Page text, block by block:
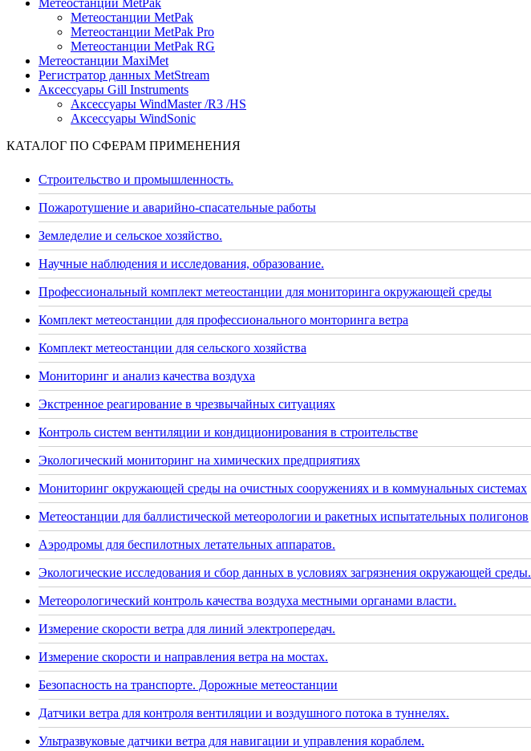
Метеостанции MetPak
Метеостанции MetPak Pro
Метеостанции MetPak RG
Метеостанции MaxiMet
Регистратор данных MetStream
Аксессуары Gill Instruments
Аксессуары WindMaster /R3 /HS
Аксессуары WindSonic
КАТАЛОГ ПО СФЕРАМ ПРИМЕНЕНИЯ
Строительство и промышленность.
Пожаротушение и аварийно-спасательные работы
Земледелие и сельское хозяйство.
Научные наблюдения и исследования, образование.
Профессиональный комплект метеостанции для мониторинга окружающей среды
Комплект метеостанции для профессионального монторинга ветра
Комплект метеостанции для сельского хозяйства
Мониторинг и анализ качества воздуха
Экстренное реагирование в чрезвычайных ситуациях
Контроль систем вентиляции и кондиционирования в строительстве
Экологический мониторинг на химических предприятиях
Мониторинг окружающей среды на очистных сооружениях и в коммунальных системах
Метеостанции для баллистической метеорологии и ракетных испытательных полигонов
Аэродромы для беспилотных летательных аппаратов.
Экологические исследования и сбор данных в условиях загрязнения окружающей среды.
Метеорологический контроль качества воздуха местными органами власти.
Измерение скорости ветра для линий электропередач.
Измерение скорости и направления ветра на мостах.
Безопасность на транспорте. Дорожные метеостанции
Датчики ветра для контроля вентиляции и воздушного потока в туннелях.
Ультразвуковые датчики ветра для навигации и управления кораблем.